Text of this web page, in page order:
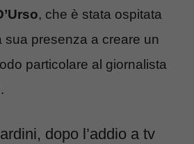
, che è stata ospitata
sua presenza a creare un
particolare al giornalista
.
dopo l’addio a tv